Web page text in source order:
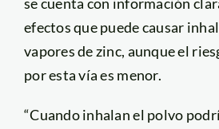
efectos que puede causar
vapores de zinc, aunque el
por esta vía es menor.
“Cuando inhalan el polvo